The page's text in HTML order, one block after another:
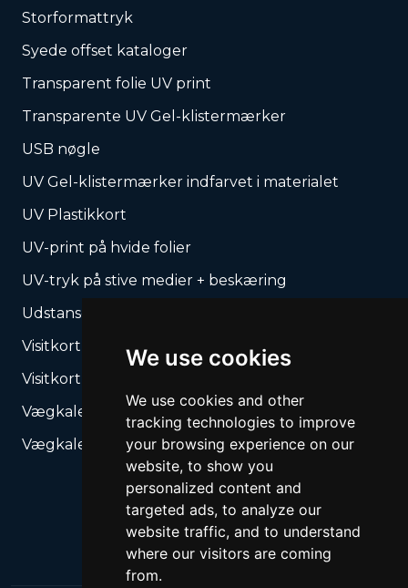
We use cookies
We use cookies and other
tracking technologies to improve
your browsing experience on our
website, to show you
personalized content and
targeted ads, to analyze our
website traffic, and to understand
where our visitors are coming
from.
Storformattryk
Syede offset kataloger
Transparent folie UV print
Transparente UV Gel-klistermærker
USB nøgle
UV Gel-klistermærker indfarvet i materialet
UV Plastikkort
UV-print på hvide folier
UV-tryk på stive medier + beskæring
Udstansede produkter – Vores stanseforme
Visitkort
Visitkort, lommekalendere
Vægkalender med spiralryg
Vægkalender med spiralryg